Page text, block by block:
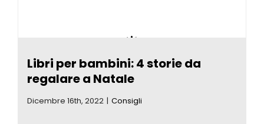
Libri per bambini: 4 storie da
regalare a Natale
Dicembre 16th, 2022 | Consigli